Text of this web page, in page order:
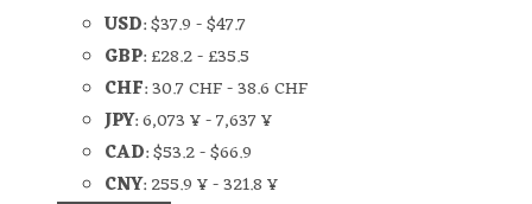
USD:$37.9-$47.7
GBP:£28.2-£35.5
CHF:30.7 CHF-38.6 CHF
JPY:6,073 ¥-7,637 ¥
CAD:$53.2-$66.9
CNY:255.9 ¥-321.8 ¥